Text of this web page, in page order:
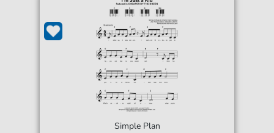
Simple Plan